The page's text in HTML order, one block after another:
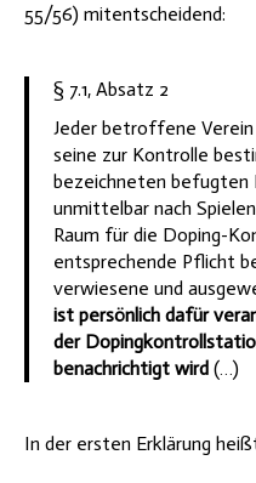
55/56) mitentscheidend:
§ 7.1, Absatz 2
Jeder betroffene
seine zur Kontrolle
bezeichneten befugten
unmittelbar nach
Raum für die Doping-
entsprechende Pflicht
verwiesene und
ist persönlich dafür
der
benachrichtigt wird (…)
In der ersten Erklärung